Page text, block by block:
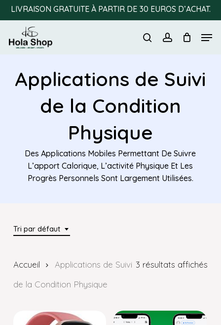
Skip
to
main
LIVRAISON GRATUITE À PARTIR DE 30 EUROS D’ACHAT.
searchaccount
Applications de Suivi
de la Condition
Physique
Des Applications Mobiles Permettant De Suivre
L’apport Calorique, L’activité Physique Et Les
Progrès Personnels Sont Largement Utilisées.
Tri par défaut
3 résultats affichés
Accueil
Applications de Suivi
de la Condition Physique